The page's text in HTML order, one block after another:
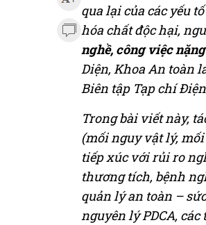
qua lại của các yếu
hóa chất độc hại,
nghề, công việc
Diện, Khoa An toàn
Biên tập Tạp chí
Trong bài viết này,
(mối nguy vật lý,
tiếp xúc với rủi ro
thương tích, bệnh
quản lý an toàn –
nguyên lý PDCA,